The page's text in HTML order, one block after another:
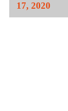
17, 2020